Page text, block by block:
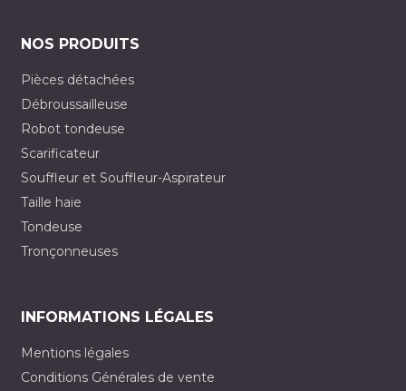
NOS PRODUITS
Pièces détachées
Débroussailleuse
Robot tondeuse
Scarificateur
Souffleur et Souffleur-Aspirateur
Taille haie
Tondeuse
Tronçonneuses
INFORMATIONS LÉGALES
Mentions légales
Conditions Générales de vente